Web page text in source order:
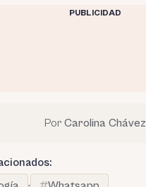
PUBLICIDAD
Por Carolina Chávez